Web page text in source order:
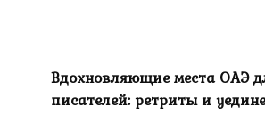
Вдохновляющие места ОАЭ
писателей: ретриты и